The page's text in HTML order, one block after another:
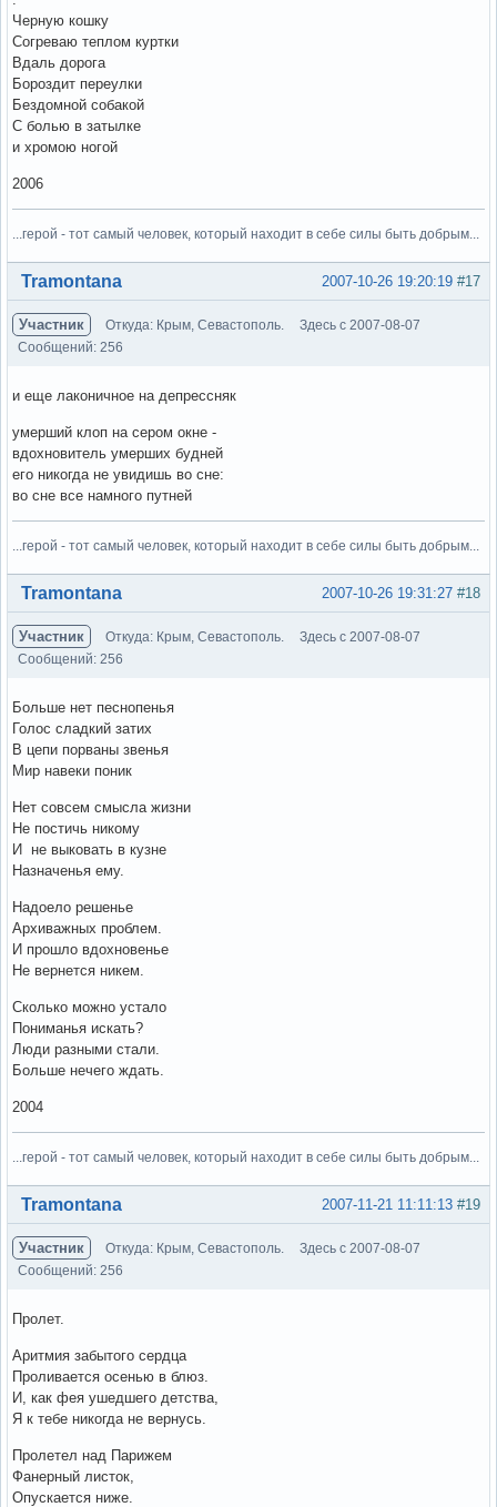
Черную кошку
Согреваю теплом куртки
Вдаль дорога
Бороздит переулки
Бездомной собакой
С болью в затылке
и хромою ногой
2006
...герой - тот самый человек, который находит в себе силы быть добрым...
Вне форума #17
2007-10-26 19:20:19
Tramontana
Участник Откуда: Крым, Севастополь.
Здесь с 2007-08-07
Сообщений: 256
и еще лаконичное на депрессняк
умерший клоп на сером окне -
вдохновитель умерших будней
его никогда не увидишь во сне:
во сне все намного путней
...герой - тот самый человек, который находит в себе силы быть добрым...
Вне форума #18
2007-10-26 19:31:27
Tramontana
Участник Откуда: Крым, Севастополь.
Здесь с 2007-08-07
Сообщений: 256
Больше нет песнопенья
Голос сладкий затих
В цепи порваны звенья
Мир навеки поник
Нет совсем смысла жизни
Не постичь никому
И не выковать в кузне
Назначенья ему.
Надоело решенье
Архиважных проблем.
И прошло вдохновенье
Не вернется никем.
Сколько можно устало
Пониманья искать?
Люди разными стали.
Больше нечего ждать.
2004
...герой - тот самый человек, который находит в себе силы быть добрым...
Вне форума #19
2007-11-21 11:11:13
Tramontana
Участник Откуда: Крым, Севастополь.
Здесь с 2007-08-07
Сообщений: 256
Пролет.
Аритмия забытого сердца
Проливается осенью в блюз.
И, как фея ушедшего детства,
Я к тебе никогда не вернусь.
Пролетел над Парижем
Фанерный листок,
Опускается ниже.